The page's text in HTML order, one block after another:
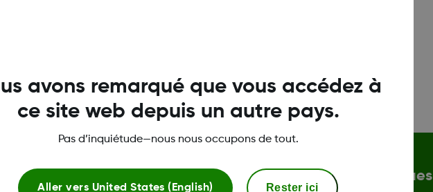
Conditions d'utilisation et politiques
avons remarqué que vous accédez à
ce site web depuis un autre pays.
Pas d’inquiétude—nous nous occupons de tout.
Aller vers United States (English) Rester ici